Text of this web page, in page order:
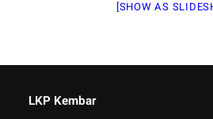
[SHOW AS
LKP Kembar